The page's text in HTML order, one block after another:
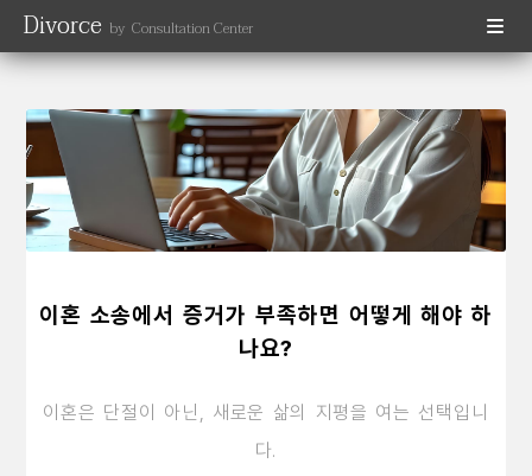
Divorce by Consultation Center
이혼 소송에서 증거가 부족하면 어떻게 해야 하
나요?
이혼은 단절이 아닌, 새로운 삶의 지평을 여는 선택입니
다.